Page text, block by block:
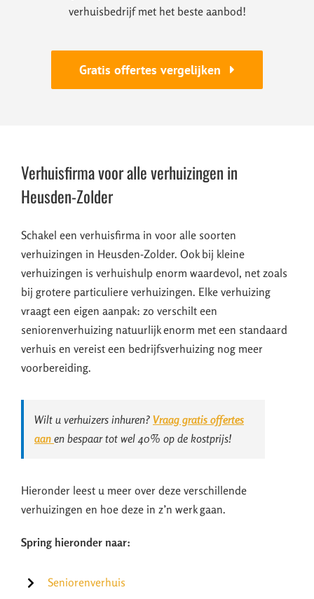
verhuisbedrijf met het beste aanbod!
Gratis offertes vergelijken
Verhuisfirma voor alle verhuizingen in
Heusden-Zolder
Schakel een verhuisfirma in voor alle soorten
verhuizingen in Heusden-Zolder. Ook bij kleine
verhuizingen is verhuishulp enorm waardevol, net zoals
bij grotere particuliere verhuizingen. Elke verhuizing
vraagt een eigen aanpak: zo verschilt een
seniorenverhuizing natuurlijk enorm met een standaard
verhuis en vereist een bedrijfsverhuizing nog meer
voorbereiding.
Wilt u verhuizers inhuren? Vraag gratis offertes
aan en bespaar tot wel 40% op de kostprijs!
Hieronder leest u meer over deze verschillende
verhuizingen en hoe deze in z’n werk gaan.
Spring hieronder naar:
Seniorenverhuis